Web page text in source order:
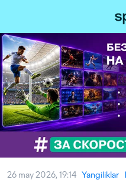
26 may 2026, 19:14 Yangiliklar